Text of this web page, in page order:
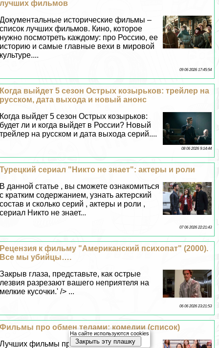
лучших фильмов
Документальные исторические фильмы –
список лучших фильмов. Кино, которое
нужно посмотреть каждому: про Россию, ее
историю и самые главные вехи в мировой
культуре....
09 06 2026 17:45:54
Когда выйдет 5 сезон Острых козырьков: трейлер на
русском, дата выхода и новый анонс
Когда выйдет 5 сезон Острых козырьков:
будет ли и когда выйдет в России? Новый
трейлер на русском и дата выхода серий....
08 06 2026 9:14:44
Турецкий сериал "Никто не знает": актеры и роли
В данной статье , вы сможете ознакомиться
с кратким содержанием, узнать актерский
состав и сколько серий , актеры и роли ,
сериал Никто не знает...
07 06 2026 22:21:43
Рецензия к фильму "Американский психопат" (2000).
Все мы убийцы….
Закрыв глаза, представьте, как острые
лезвия разрезают вашего неприятеля на
мелкие кусочки.' /> ...
06 06 2026 23:21:53
Фильмы про обмен телами: комедии (список)
Лучших фильмы про обмен телами –
На сайте используются cookies
Закрыть эту плашку